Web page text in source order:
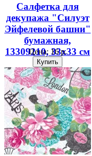
Салфетка для
декупажа "Силуэт
Эйфелевой башни"
бумажная,
13309210, 33х33 см
Цена: 16 р.